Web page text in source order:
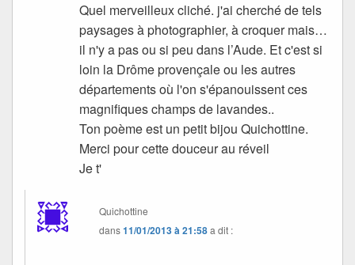
Quel merveilleux cliché. j'ai cherché de tels
paysages à photographier, à croquer mais…
il n'y a pas ou si peu dans l’Aude. Et c'est si
loin la Drôme provençale ou les autres
départements où l'on s'épanouissent ces
magnifiques champs de lavandes..
Ton poème est un petit bijou Quichottine.
Merci pour cette douceur au réveil
Je t'
Quichottine
dans11/01/2013 à 21:58a dit :